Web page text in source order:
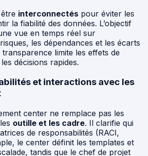
interconnectés pour éviter les
la fiabilité des données. L’objectif
vue en temps réel sur
les dépendances et les écarts
transparence limite les effets de
décisions rapides.
et interactions avec les
center ne remplace pas les
outille et les cadre. Il clarifie qui
de responsabilités (RACI,
le center définit les templates et
tandis que le chef de projet